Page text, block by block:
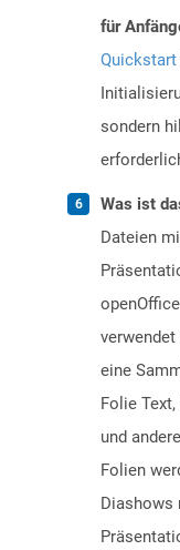
für
Quickstart
sondern
Was ist
Dateien
eine
Folie
und
Folien
Diashows